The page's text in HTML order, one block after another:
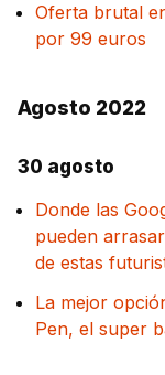
Oferta brutal
por 99 euros
Agosto 2022
30 agosto
Donde las
pueden
de estas
La mejor
Pen, el super